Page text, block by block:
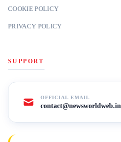
COOKIE POLICY
PRIVACY POLICY
SUPPORT
OFFICIAL EMAIL
contact@newsworldweb.in